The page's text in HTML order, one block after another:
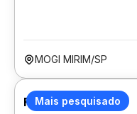
MOGI MIRIM/SP
Mais pesquisado
FIAT FASTBACK